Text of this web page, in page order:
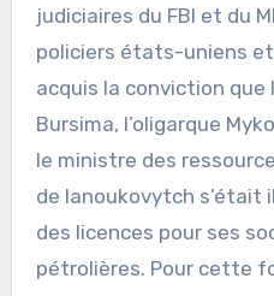
judiciaires du FBI et du
policiers états-uniens
acquis la conviction que
Bursima, l’oligarque
le ministre des
de Ianoukovytch s’était
des licences pour ses
pétrolières. Pour cette